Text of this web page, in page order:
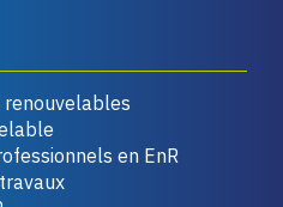
renouvelables
en EnR